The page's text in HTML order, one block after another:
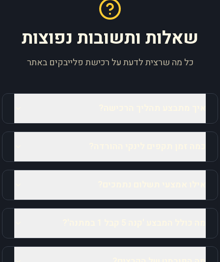
שאלות ותשובות נפוצות
כל מה שרצית לדעת על רכישת פלייבקים באתר